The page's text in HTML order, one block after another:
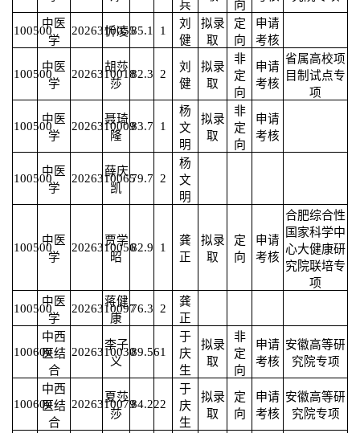
兵
向
100500
中医
学
2026310055
忻凌 85.1 1
刘
健
拟录
取
定
向
申请
考核
100500
中医
学
2026310018
胡莎
莎
82.3 2
刘
健
拟录
取
非
定
向
申请
考核
省属高校项
目制试点专
项
100500
中医
学
2026310009
聂琦
隆
83.7 1
杨
文
明
拟录
取
非
定
向
申请
考核
100500
中医
学
2026310065
薛庆
凯
79.7 2
杨
文
明
100500
中医
学
2026310056
贾学
昭
82.9 1
龚
正
拟录
取
定
向
申请
考核
合肥综合性
国家科学中
心大健康研
究院联培专
项
100500
中医
学
2026310097
蒋健
康
76.3 2
龚
正
100600
中西
医结
合
2026310030
李子
义
89.561
于
庆
生
拟录
取
非
定
向
申请
考核
安徽高等研
究院专项
100600
中西
医结
合
2026310079
夏莎
莎
84.222
于
庆
生
拟录
取
定
向
申请
考核
安徽高等研
究院专项